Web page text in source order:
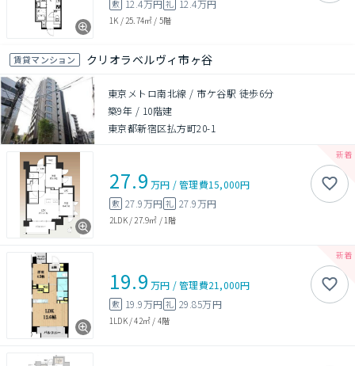
敷 12.4万円 礼 12.4万円
1K / 25.74㎡ / 5階
賃貸マンション クリオラベルヴィ市ヶ谷
東京メトロ南北線 / 市ケ谷駅 徒歩6分
築9年 / 10階建
東京都新宿区払方町20-1
27.9 万円 /管理費15,000円
敷 27.9万円 礼 27.9万円
2LDK/ 27.9㎡ / 1階
19.9 万円 /管理費21,000円
敷 19.9万円 礼 29.85万円
1LDK/42㎡ / 4階